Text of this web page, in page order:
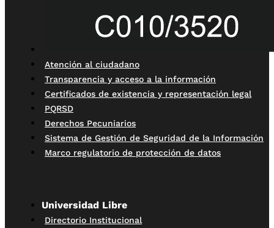
Atención al ciudadano
Transparencia y acceso a la información
Certificados de existencia y representación legal
PQRSD
Derechos Pecuniarios
Sistema de Gestión de Seguridad de la Información
Marco regulatorio de protección de datos
Universidad Libre
Directorio Institucional